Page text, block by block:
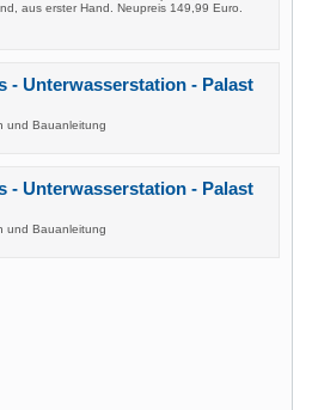
aus erster Hand. Neupreis 149,99 Euro.
- Unterwasserstation - Palast
und Bauanleitung
- Unterwasserstation - Palast
und Bauanleitung